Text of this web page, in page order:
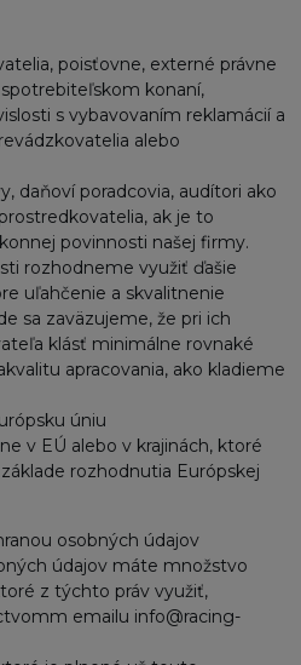
poisťovne, externé právne
konaní,
s vybavovaním reklamácií a
alebo
daňoví poradcovia, audítori ako
ak je to
povinnosti našej firmy.
rozhodneme využiť ďašie
uľahčenie a skvalitnenie
sa zaväzujeme, že pri ich
klásť minimálne rovnaké
apracovania, ako kladieme
úniu
v EÚ alebo v krajinách, ktoré
rozhodnutia Európskej
osobných údajov
údajov máte množstvo
z týchto práv využiť,
emailu info@racing-